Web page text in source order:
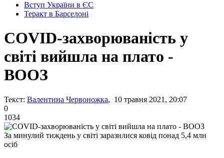
Вступ України в ЄС
Теракт в Барселоні
COVID-захворюваність у
світі вийшла на плато -
ВООЗ
Текст: Валентина Червоножка, 10 травня 2021, 20:07
0
1034
За минулий тиждень у світі заразилися ковід понад 5,4 млн
осіб